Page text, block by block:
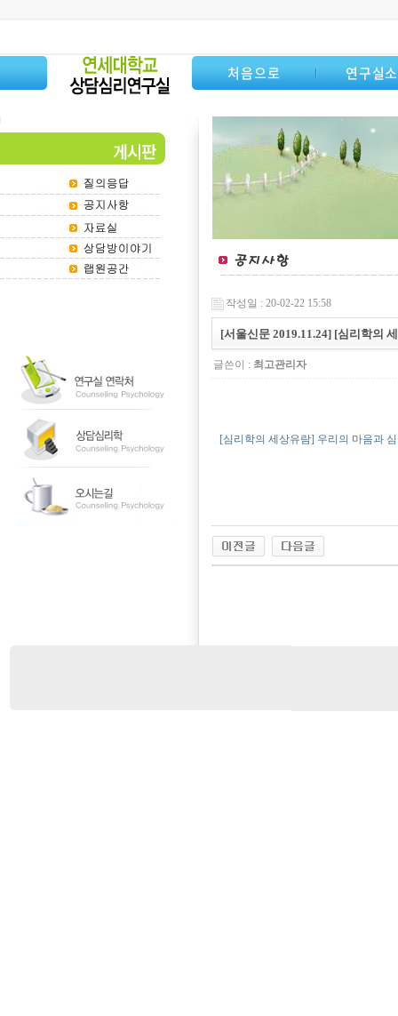
처음으로 연구실
작성일 : 20-02-22 15:58
[서울신문 2019.11.24] [심리학의
글쓴이 : 최고관리자
[심리학의 세상유람] 우리의 마음과